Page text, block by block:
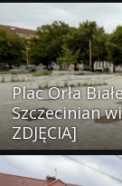
Plac Orła
Szczecinian
ZDJĘCIA]